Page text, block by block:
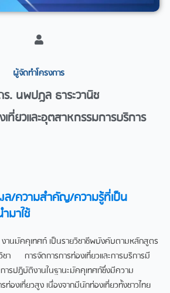
ผู้จัดทำโครงการ​
. นพปฎล ธาระวานิช
ที่ยวและอุตสาหกรรมการบริการ
ล/ความสำคัญ/ความรู้ที่เป็น
มาใช้​
มัคคุเทศก์ เป็นรายวิชาชีพบังคับตามหลักสูตร
การจัดการการท่องเที่ยวและการบริการมี
ารปฏิบัติงานในฐานะมัคคุเทศก์ซึ่งมีความ
องเที่ยวสูง เนื่องจากมีนักท่องเที่ยวทั้งชาวไทย